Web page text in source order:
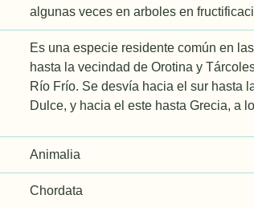
algunas veces en arboles en
Es una especie residente común en
hasta la vecindad de Orotina y
Río Frío. Se desvía hacia el sur hasta
Dulce, y hacia el este hasta Grecia, a
Animalia
Chordata